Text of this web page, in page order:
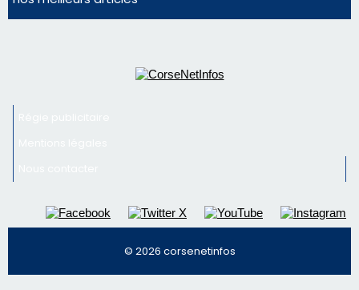
nos meilleurs articles